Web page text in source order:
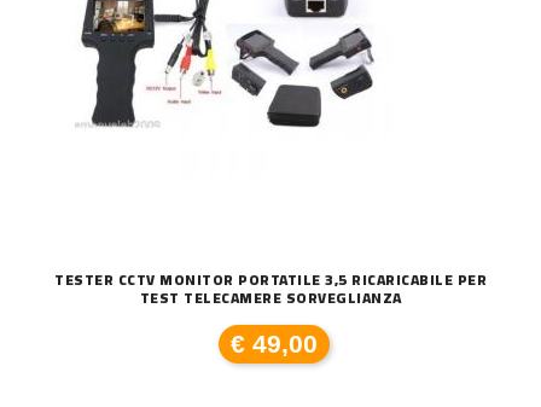
TESTER CCTV MONITOR PORTATILE 3,5 RICARICABILE PER
TEST TELECAMERE SORVEGLIANZA
€ 49,00